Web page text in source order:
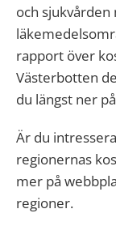
och
rapport över
Västerbotten
du längst ner
Är du
regionernas
mer på
regioner.